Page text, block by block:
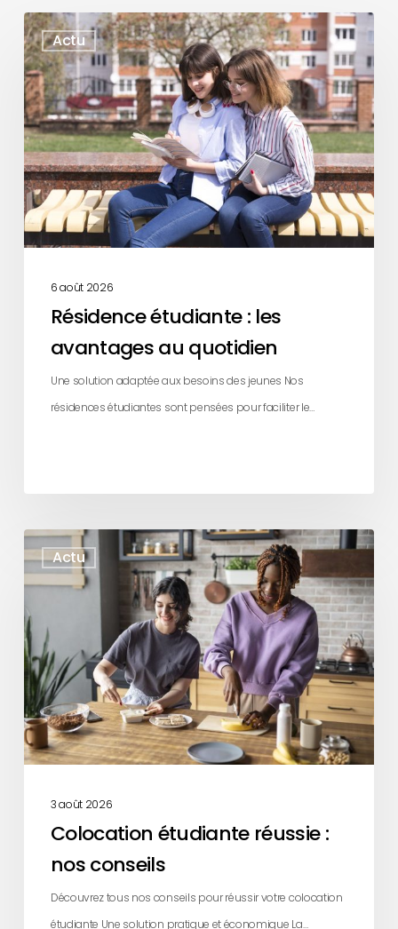
Actu
Résidence
étudiante
:
les
avantages
au
quotidien
6 août 2026
Résidence étudiante : les
avantages au quotidien
Une solution adaptée aux besoins des jeunes Nos
résidences étudiantes sont pensées pour faciliter le…
Actu
Colocation
étudiante
réussie
:
nos
conseils
3 août 2026
Colocation étudiante réussie :
nos conseils
Découvrez tous nos conseils pour réussir votre colocation
étudiante Une solution pratique et économique La…